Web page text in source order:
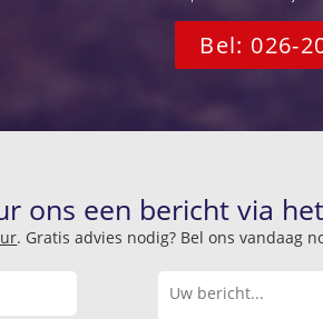
Bel: 026-
ons een bericht via
. Gratis advies nodig? Bel ons vandaag